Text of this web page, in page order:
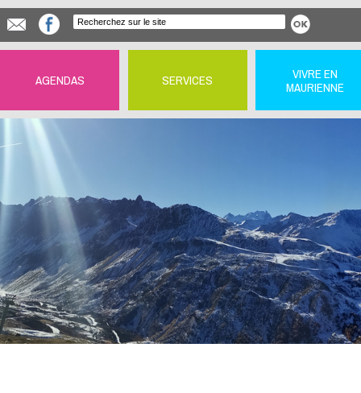
AGENDAS SERVICES
VIVRE EN
MAURIENNE